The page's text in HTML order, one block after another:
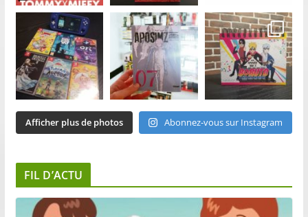
Afficher plus de photos Abonnez-vous sur Instagram
FIL D’ACTU